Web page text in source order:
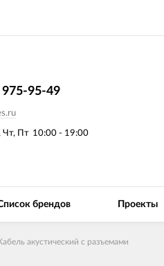
Чт, Пт 10:00 - 19:00
975-95-49
брендов Проекты
акустический с разъемами